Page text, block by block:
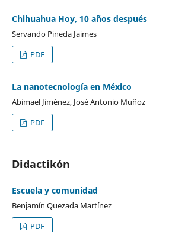
Chihuahua Hoy, 10 años después
Servando Pineda Jaimes
PDF
La nanotecnología en México
Abimael Jiménez, José Antonio Muñoz
PDF
Didactikón
Escuela y comunidad
Benjamín Quezada Martínez
PDF